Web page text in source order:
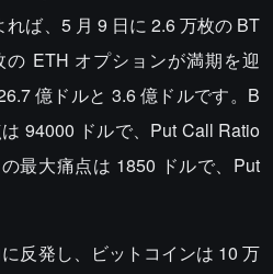
れば、5 月 9 日に 2.6 万枚の BT
ETH オプションが満期を迎
億ドルと 3.6 億ドルです。B
94000 ドルで、Put Call Ratio
最大痛点は 1850 ドルで、Put
反発し、ビットコインは 10 万